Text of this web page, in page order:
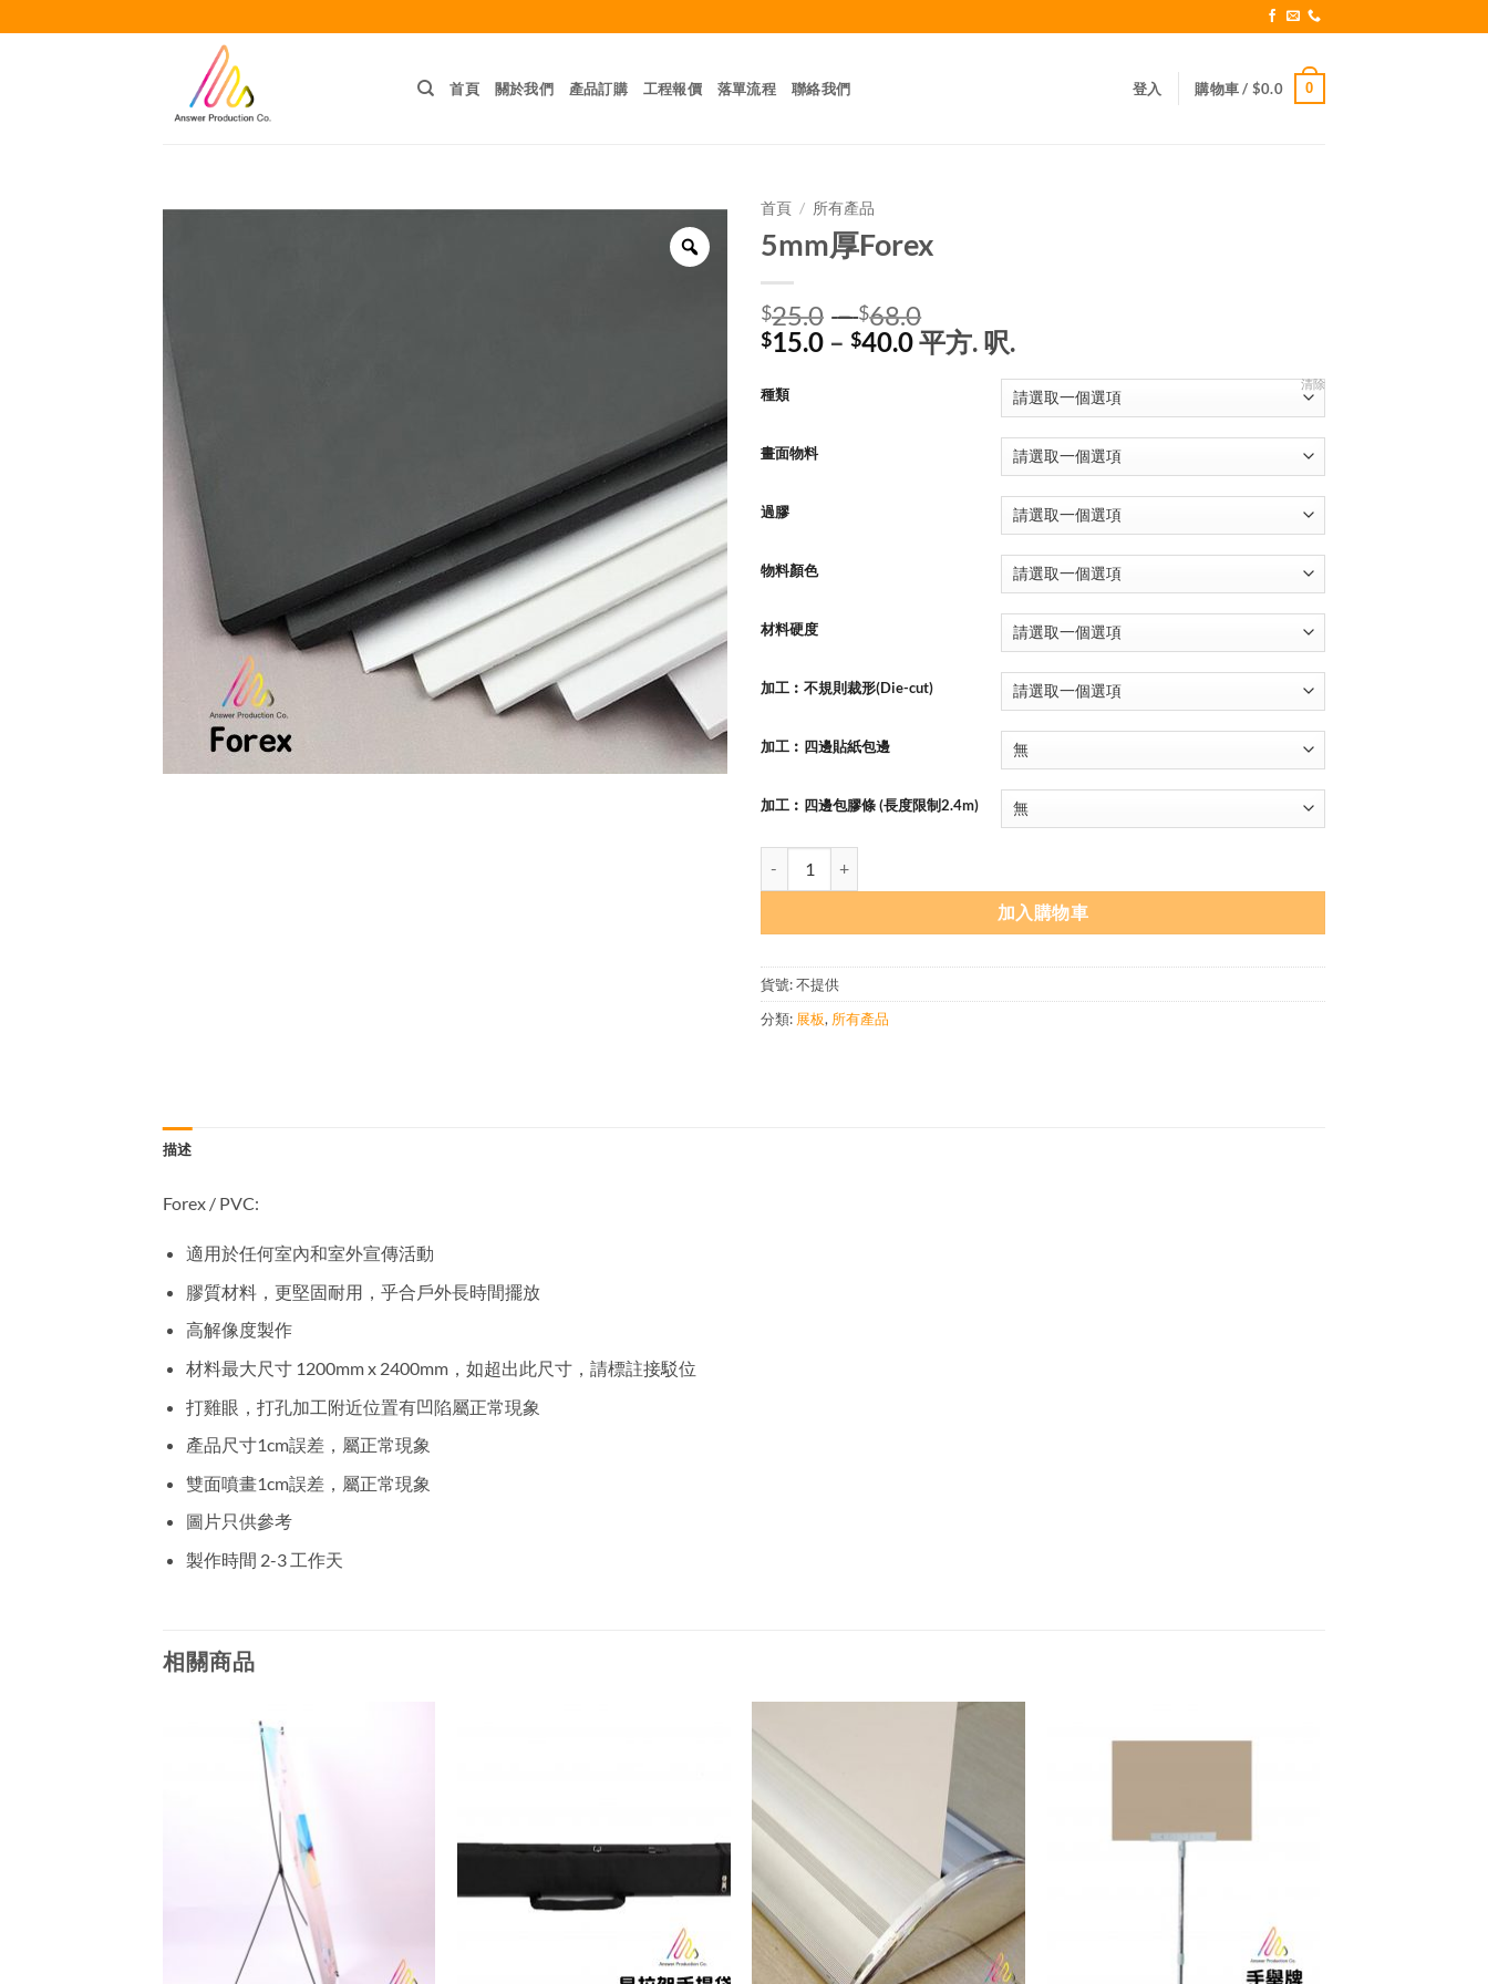
to
首頁 關於我們 產品訂購 工程報價 落單流程 聯絡我們 登入 購物車 / $0.0 0
Zoom
首頁 / 所有產品
5mm厚Forex
$25.0 – $68.0
格
$15.0 – $40.0價
平方. 呎.
種類
畫面物料
過膠
物料顏色
材料硬度
加工︰不規則裁形(Die-cut)
加工︰四邊貼紙包邊
加工︰四邊包膠條 (長度限制2.4m)
清除
加入購物車
貨號:不提供
分類: 展板, 所有產品
描述
Forex / PVC:
適用於任何室內和室外宣傳活動
膠質材料，更堅固耐用，乎合戶外長時間擺放
高解像度製作
材料最大尺寸 1200mm x 2400mm，如超出此尺寸，請標註接駁位
打雞眼
打孔加工附近位置有凹陷屬正常現象
產品尺寸1cm誤差， 屬正常現象
雙面噴畫1cm誤差， 屬正常現象
圖片只供參考
製作時間 2-3 工作天
相關商品